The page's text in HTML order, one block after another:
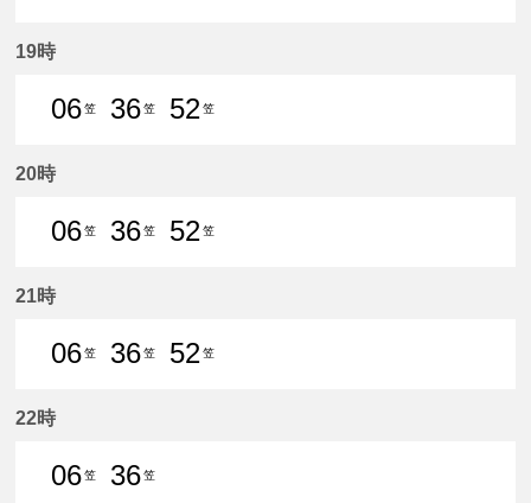
19時
06笠
36笠
52笠
20時
06笠
36笠
52笠
21時
06笠
36笠
52笠
22時
06笠
36笠